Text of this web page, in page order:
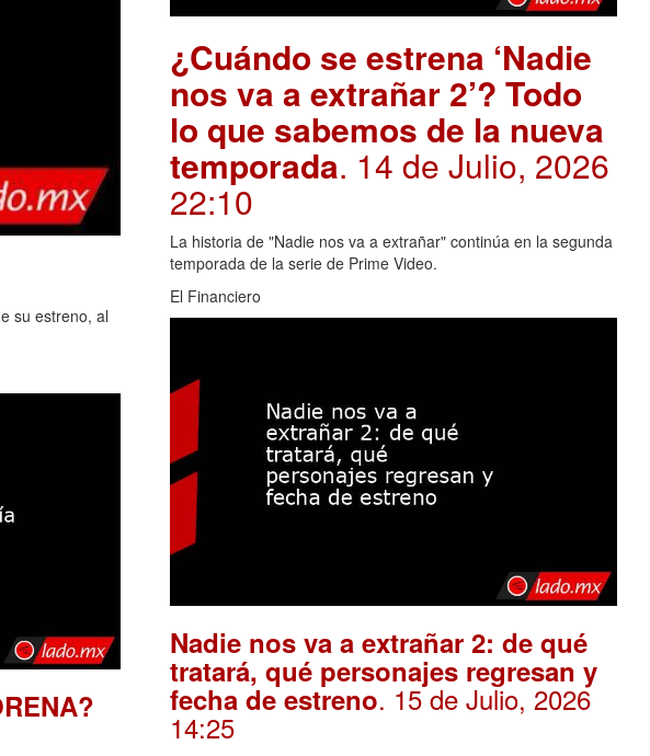
su estreno, al
¿Cuándo se estrena ‘Nadie
nos va a extrañar 2’? Todo
lo que sabemos de la nueva
temporada. 14 de Julio, 2026
22:10
La historia de "Nadie nos va a extrañar" continúa en la segunda
temporada de la serie de Prime Video.
El Financiero
Nadie nos va a extrañar 2: de qué
tratará, qué personajes regresan y
fecha de estreno. 15 de Julio, 2026
14:25